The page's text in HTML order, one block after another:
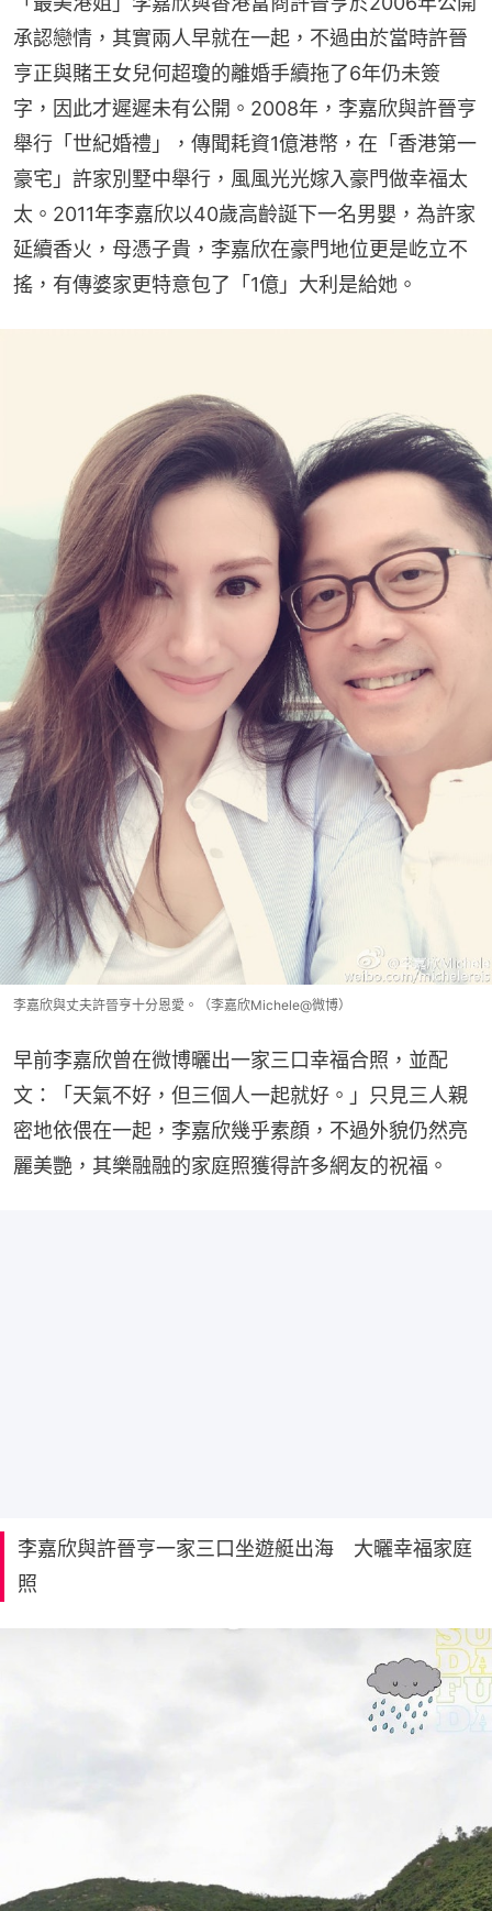
承認戀情，其實兩人早就在一起，不過由於當時許晉
亨正與賭王女兒何超瓊的離婚手續拖了6年仍未簽
字，因此才遲遲未有公開。2008年，李嘉欣與許晉亨
舉行「世紀婚禮」，傳聞耗資1億港幣，在「香港第一
豪宅」許家別墅中舉行，風風光光嫁入豪門做幸福太
太。2011年李嘉欣以40歲高齡誕下一名男嬰，為許家
延續香火，母憑子貴，李嘉欣在豪門地位更是屹立不
搖，有傳婆家更特意包了「1億」大利是給她。
李嘉欣與丈夫許晉亨十分恩愛。（李嘉欣Michele@微博）
早前李嘉欣曾在微博曬出一家三口幸福合照，並配
文：「天氣不好，但三個人一起就好。」只見三人親
密地依偎在一起，李嘉欣幾乎素顔，不過外貌仍然亮
麗美艷，其樂融融的家庭照獲得許多網友的祝福。
李嘉欣與許晉亨一家三口坐遊艇出海 大曬幸福家庭
照